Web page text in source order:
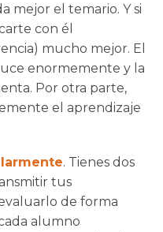
mejor el temario. Y si
con él
mucho mejor. El
enormemente y la
Por otra parte,
el aprendizaje
. Tienes dos
tus
de forma
alumno